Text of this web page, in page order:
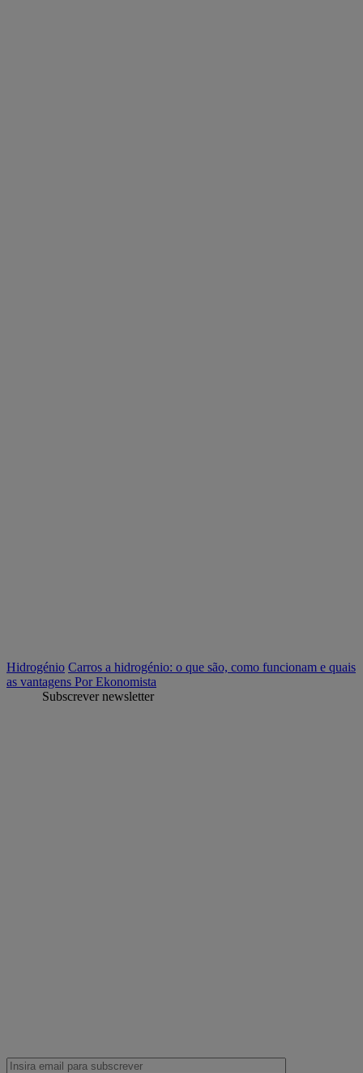
Hidrogénio Carros a hidrogénio: o que são, como funcionam e quais
as vantagens Por Ekonomista
Subscrever newsletter